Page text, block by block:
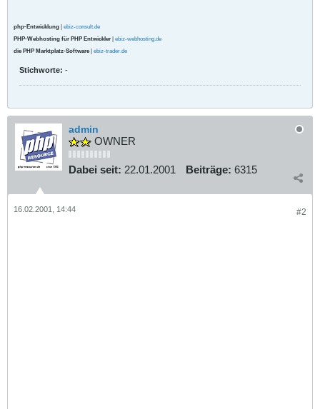
php-Entwicklung | ebiz-consult.de
PHP-Webhosting für PHP Entwickler | ebiz-webhosting.de
die PHP Marktplatz-Software | ebiz-trader.de
Stichworte: -
admin
OWNER
Dabei seit: 22.01.2001 Beiträge: 6315
#2
16.02.2001, 14:44